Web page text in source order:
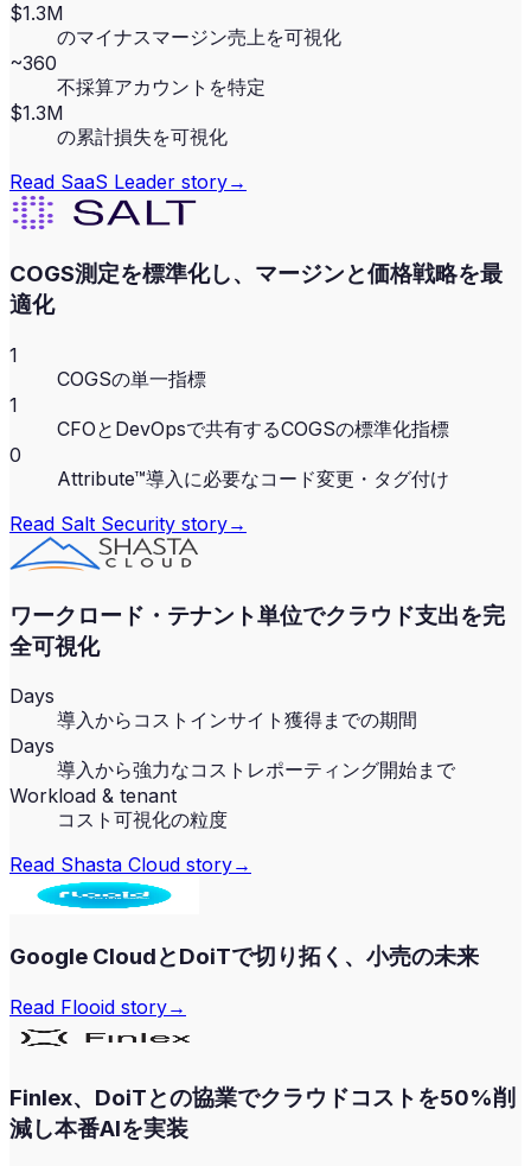
$1.3M
のマイナスマージン売上を可視化
~360
不採算アカウントを特定
$1.3M
の累計損失を可視化
Read SaaS Leader story→
COGS測定を標準化し、マージンと価格戦略を最
適化
1
COGSの単一指標
1
CFOとDevOpsで共有するCOGSの標準化指標
0
Attribute™導入に必要なコード変更・タグ付け
Read Salt Security story→
ワークロード・テナント単位でクラウド支出を完
全可視化
Days
導入からコストインサイト獲得までの期間
Days
導入から強力なコストレポーティング開始まで
Workload & tenant
コスト可視化の粒度
Read Shasta Cloud story→
Google CloudとDoiTで切り拓く、小売の未来
Read Flooid story→
Finlex、DoiTとの協業でクラウドコストを50%削
減し本番AIを実装